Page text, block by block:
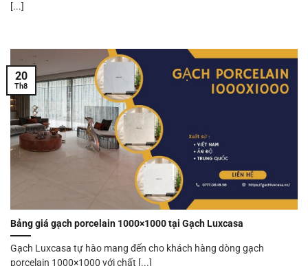
[...]
Bảng giá gạch porcelain 1000×1000 tại Gạch Luxcasa
Gạch Luxcasa tự hào mang đến cho khách hàng dòng gạch
porcelain 1000×1000 với chất [...]
20
Th8